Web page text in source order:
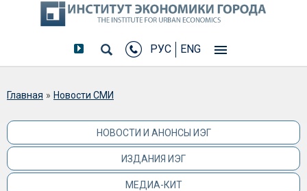
РУС ENG
Вы здесь
Главная » Новости СМИ
НОВОСТИ И АНОНСЫ ИЭГ
ИЗДАНИЯ ИЭГ
МЕДИА-КИТ